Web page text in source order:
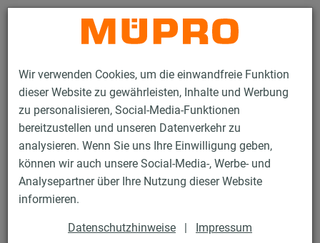
Wir verwenden Cookies, um die einwandfreie Funktion
dieser Website zu gewährleisten, Inhalte und Werbung
zu personalisieren, Social-Media-Funktionen
bereitzustellen und unseren Datenverkehr zu
analysieren. Wenn Sie uns Ihre Einwilligung geben,
können wir auch unsere Social-Media-, Werbe- und
Analysepartner über Ihre Nutzung dieser Website
informieren.
Datenschutzhinweise | Impressum
Kontakt
Produkte Befestigungstechnik
Montageteile
Grundplatten mit Sechskantmutter